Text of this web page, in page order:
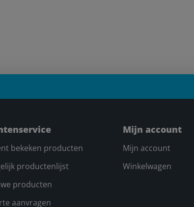
bekeken producten
productenlijst
producten
aanvragen
Mijn account
Mijn account
Winkelwagen